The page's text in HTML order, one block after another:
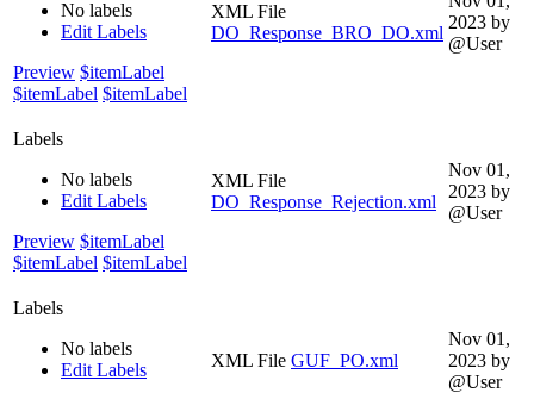
No labels
Edit Labels
Preview $itemLabel
$itemLabel $itemLabel
XML File
DO_Response_BRO_DO.xml
2023 by
@User
Labels
No labels
Edit Labels
Preview $itemLabel
$itemLabel $itemLabel
XML File
DO_Response_Rejection.xml
Nov 01,
2023 by
@User
Labels
No labels
Edit Labels
XML File GUF_PO.xml
Nov 01,
2023 by
@User